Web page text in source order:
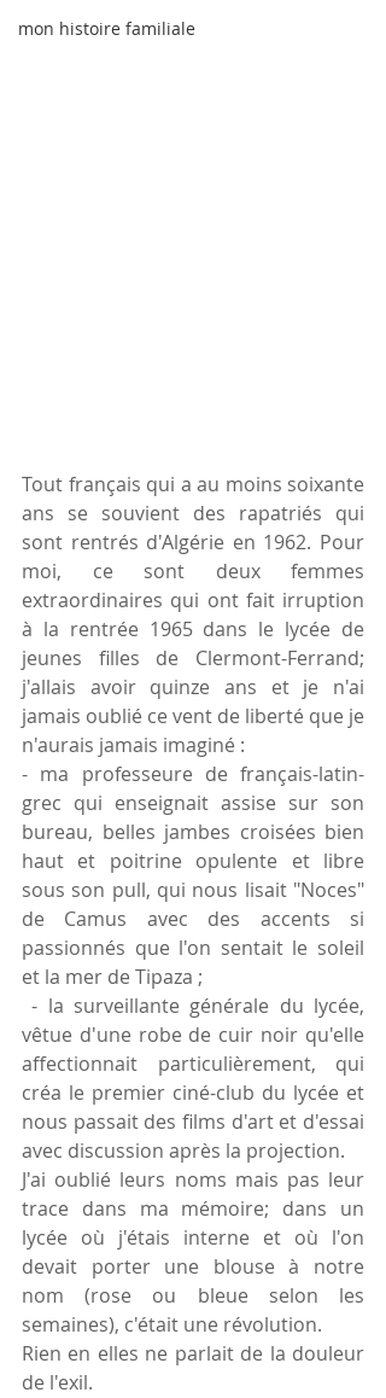
mon histoire familiale
Tout français qui a au moins soixante
ans se souvient des rapatriés qui
sont rentrés d'Algérie en 1962. Pour
moi, ce sont deux femmes
extraordinaires qui ont fait irruption
à la rentrée 1965 dans le lycée de
jeunes filles de Clermont-Ferrand;
j'allais avoir quinze ans et je n'ai
jamais oublié ce vent de liberté que je
n'aurais jamais imaginé :
- ma professeure de français-latin-
grec qui enseignait assise sur son
bureau, belles jambes croisées bien
haut et poitrine opulente et libre
sous son pull, qui nous lisait "Noces"
de Camus avec des accents si
passionnés que l'on sentait le soleil
et la mer de Tipaza ;
- la surveillante générale du lycée,
vêtue d'une robe de cuir noir qu'elle
affectionnait particulièrement, qui
créa le premier ciné-club du lycée et
nous passait des films d'art et d'essai
avec discussion après la projection.
J'ai oublié leurs noms mais pas leur
trace dans ma mémoire; dans un
lycée où j'étais interne et où l'on
devait porter une blouse à notre
nom (rose ou bleue selon les
semaines), c'était une révolution.
Rien en elles ne parlait de la douleur
de l'exil.